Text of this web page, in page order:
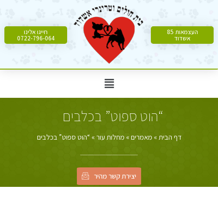
העצמאות 85
אשדוד
חייגו אלינו
0722-796-064
“הוט ספוט” בכלבים
דף הבית » מאמרים » מחלות עור » “הוט ספוט” בכלבים
יצירת קשר מהיר